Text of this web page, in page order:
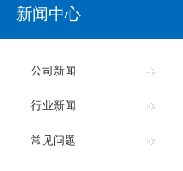
新闻中心
公司新闻
行业新闻
常见问题